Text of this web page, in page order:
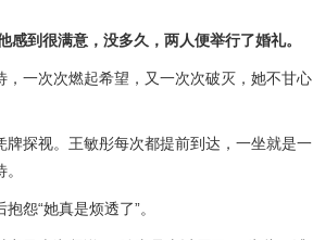
感到很满意，没多久，两人便举行了婚礼。
一次次燃起希望，又一次次破灭，她不甘心
探视。王敏彤每次都提前到达，一坐就是一
怨“她真是烦透了”。